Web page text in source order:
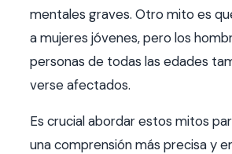
mentales graves. Otro mito es
a mujeres jóvenes, pero los
personas de todas las edades
verse afectados.
Es crucial abordar estos mitos
una comprensión más precisa y